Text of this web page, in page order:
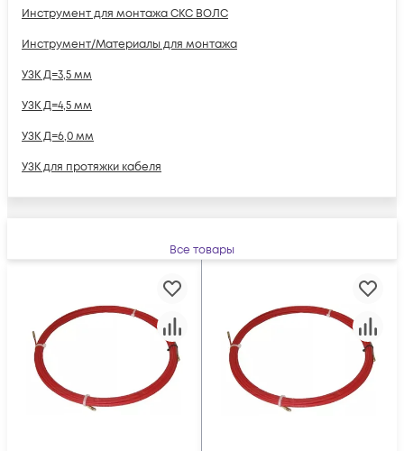
Инструмент для монтажа СКС ВОЛС
Инструмент/Материалы для монтажа
УЗК Д=3,5 мм
УЗК Д=4,5 мм
УЗК Д=6,0 мм
УЗК для протяжки кабеля
Все товары